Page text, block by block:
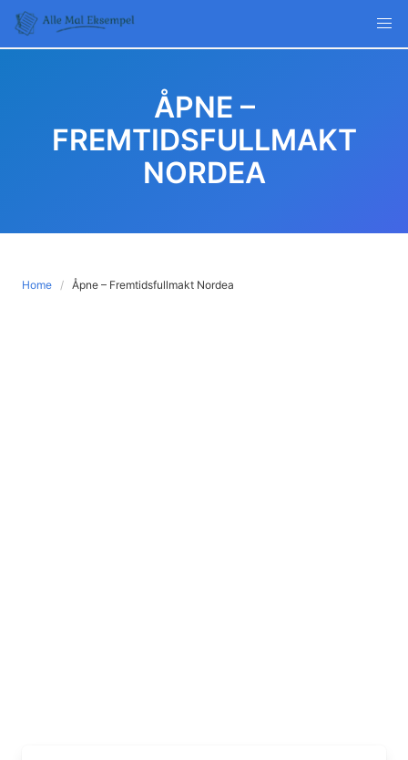
Skip
content
ÅPNE –
FREMTIDSFULLMAKT
NORDEA
Home Åpne – Fremtidsfullmakt Nordea